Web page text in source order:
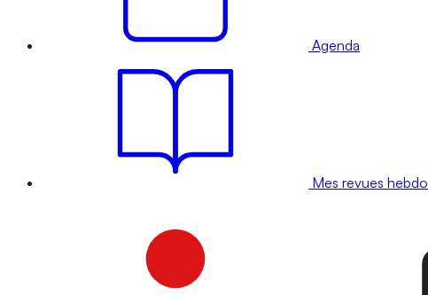
Agenda
Mes revues hebdo